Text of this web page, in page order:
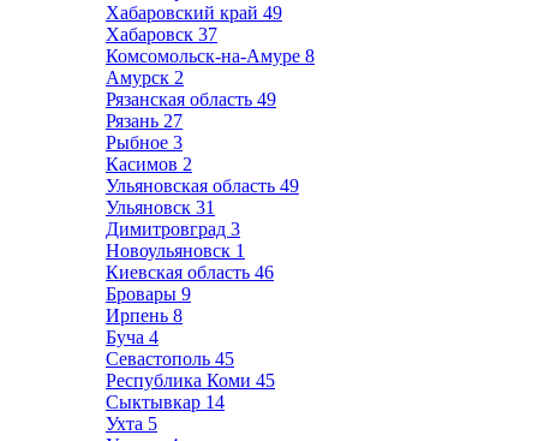
Хабаровский край 49
Хабаровск 37
Комсомольск-на-Амуре 8
Амурск 2
Рязанская область 49
Рязань 27
Рыбное 3
Касимов 2
Ульяновская область 49
Ульяновск 31
Димитровград 3
Новоульяновск 1
Киевская область 46
Бровары 9
Ирпень 8
Буча 4
Севастополь 45
Республика Коми 45
Сыктывкар 14
Ухта 5